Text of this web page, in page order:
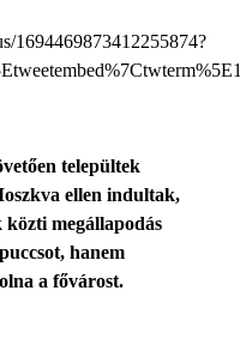
1694469873412255874?
települtek
ellen indultak,
közti megállapodás
hanem
a fővárost.